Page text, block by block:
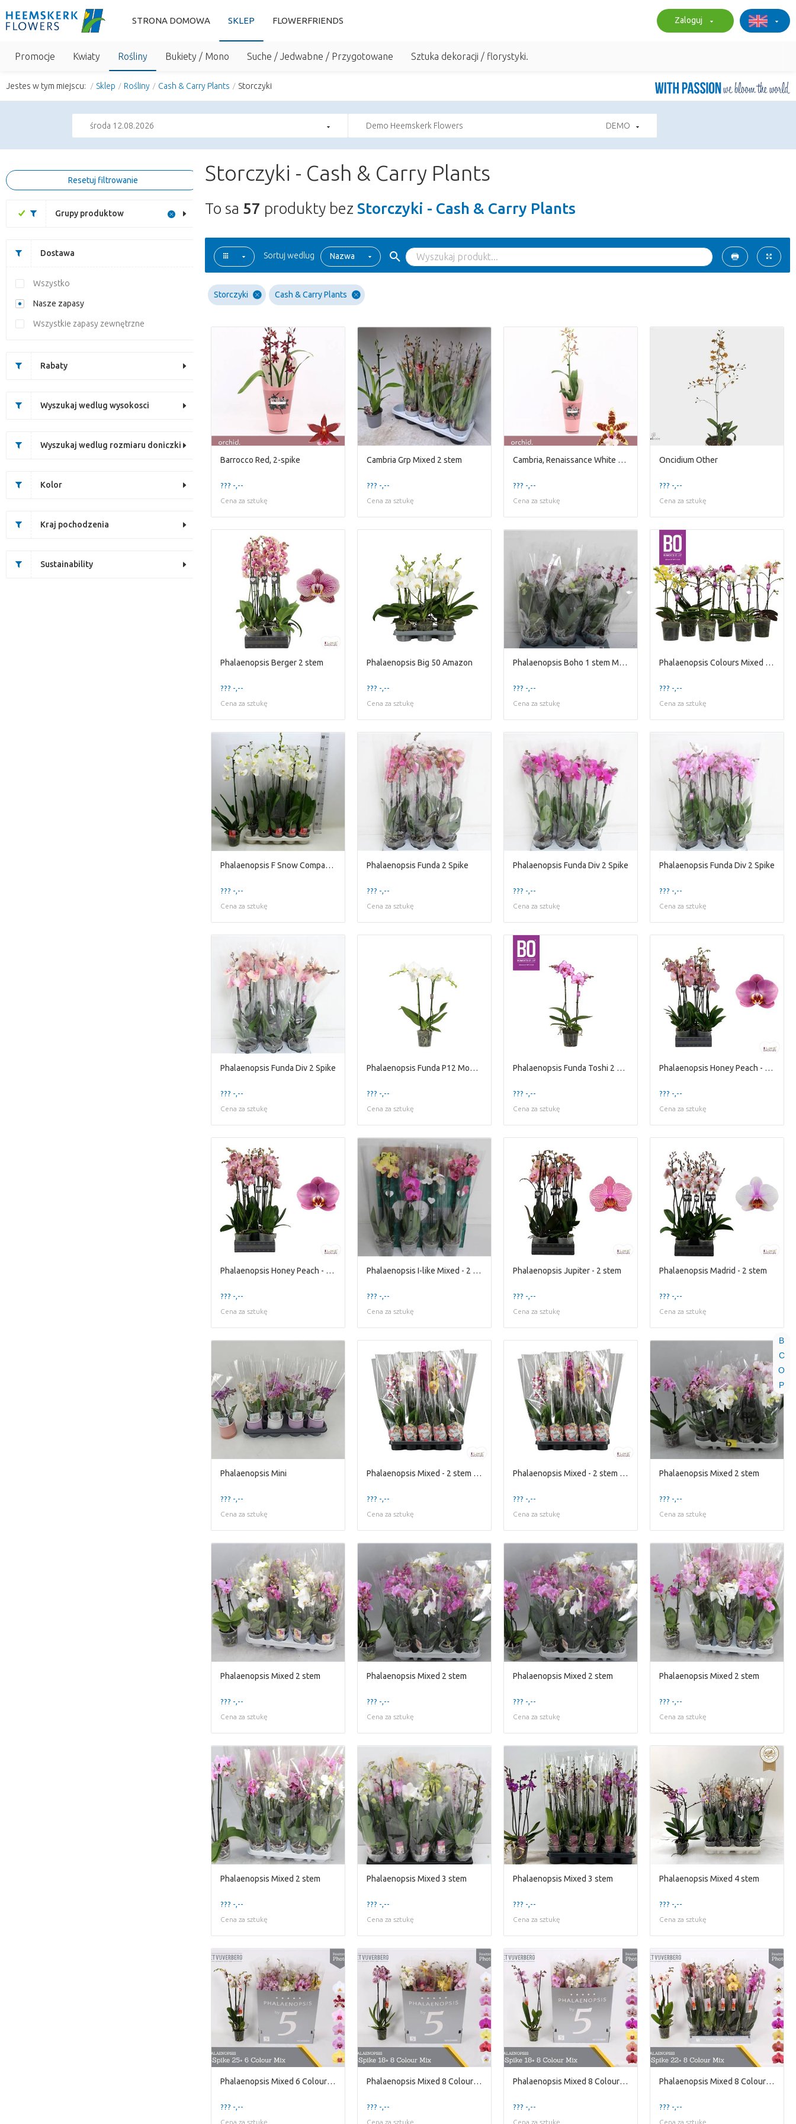
STRONA DOMOWA SKLEP FLOWERFRIENDS Zaloguj
Promocje Kwiaty Rośliny Bukiety / Mono Suche / Jedwabne / Przygotowane Sztuka dekoracji / florystyki.
Jestes w tym miejscu: Sklep Rośliny Cash & Carry Plants Storczyki
środa 12.08.2026 Demo Heemskerk Flowers DEMO
B
C
O
P
Resetuj filtrowanie
Grupy produktow
Dostawa
Wszystko
Nasze zapasy
Wszystkie zapasy zewnętrzne
Rabaty
Wyszukaj wedlug wysokosci
Wyszukaj wedlug rozmiaru doniczki
Kolor
Kraj pochodzenia
Sustainability
Storczyki - Cash & Carry Plants
To sa 57 produkty bez Storczyki - Cash & Carry Plants
Sortuj wedlug Nazwa
Storczyki Cash & Carry Plants
Barrocco Red, 2-spike
??? -,--
Cena za sztukę
Cambria Grp Mixed 2 stem
??? -,--
Cena za sztukę
Cambria, Renaissance White 1-spike
??? -,--
Cena za sztukę
Oncidium Other
??? -,--
Cena za sztukę
Phalaenopsis Berger 2 stem
??? -,--
Cena za sztukę
Phalaenopsis Big 50 Amazon
??? -,--
Cena za sztukę
Phalaenopsis Boho 1 stem Mixed
??? -,--
Cena za sztukę
Phalaenopsis Colours Mixed 2 Spike
??? -,--
Cena za sztukę
Phalaenopsis F Snow Compass 1 stem
??? -,--
Cena za sztukę
Phalaenopsis Funda 2 Spike
??? -,--
Cena za sztukę
Phalaenopsis Funda Div 2 Spike
??? -,--
Cena za sztukę
Phalaenopsis Funda Div 2 Spike
??? -,--
Cena za sztukę
Phalaenopsis Funda Div 2 Spike
??? -,--
Cena za sztukę
Phalaenopsis Funda P12 Mozart 2 Spike 50 Cm
??? -,--
Cena za sztukę
Phalaenopsis Funda Toshi 2 Spike
??? -,--
Cena za sztukę
Phalaenopsis Honey Peach - 2 stem
??? -,--
Cena za sztukę
Phalaenopsis Honey Peach - 3 stem 60
??? -,--
Cena za sztukę
Phalaenopsis I-like Mixed - 2 stem
??? -,--
Cena za sztukę
Phalaenopsis Jupiter - 2 stem
??? -,--
Cena za sztukę
Phalaenopsis Madrid - 2 stem
??? -,--
Cena za sztukę
Phalaenopsis Mini
??? -,--
Cena za sztukę
Phalaenopsis Mixed - 2 stem 60cm
??? -,--
Cena za sztukę
Phalaenopsis Mixed - 2 stem 60cm
??? -,--
Cena za sztukę
Phalaenopsis Mixed 2 stem
??? -,--
Cena za sztukę
Phalaenopsis Mixed 2 stem
??? -,--
Cena za sztukę
Phalaenopsis Mixed 2 stem
??? -,--
Cena za sztukę
Phalaenopsis Mixed 2 stem
??? -,--
Cena za sztukę
Phalaenopsis Mixed 2 stem
??? -,--
Cena za sztukę
Phalaenopsis Mixed 2 stem
??? -,--
Cena za sztukę
Phalaenopsis Mixed 3 stem
??? -,--
Cena za sztukę
Phalaenopsis Mixed 3 stem
??? -,--
Cena za sztukę
Phalaenopsis Mixed 4 stem
??? -,--
Cena za sztukę
Phalaenopsis Mixed 6 Colour 4 stem
??? -,--
Cena za sztukę
Phalaenopsis Mixed 8 Colour 2 stem
??? -,--
Cena za sztukę
Phalaenopsis Mixed 8 Colour 2 stem
??? -,--
Cena za sztukę
Phalaenopsis Mixed 8 Colour 3 stem
??? -,--
Cena za sztukę